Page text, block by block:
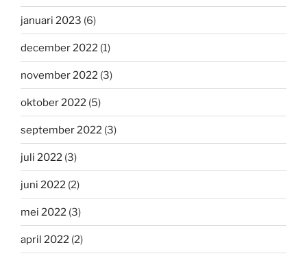
januari 2023 (6)
december 2022 (1)
november 2022 (3)
oktober 2022 (5)
september 2022 (3)
juli 2022 (3)
juni 2022 (2)
mei 2022 (3)
april 2022 (2)